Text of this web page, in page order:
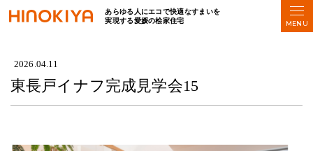
あらゆる人にエコで快適なすまいを
実現する愛媛の桧家住宅
東長戸イナフ完成見学会15
2026.04.11
東長戸イナフ完成見学会15